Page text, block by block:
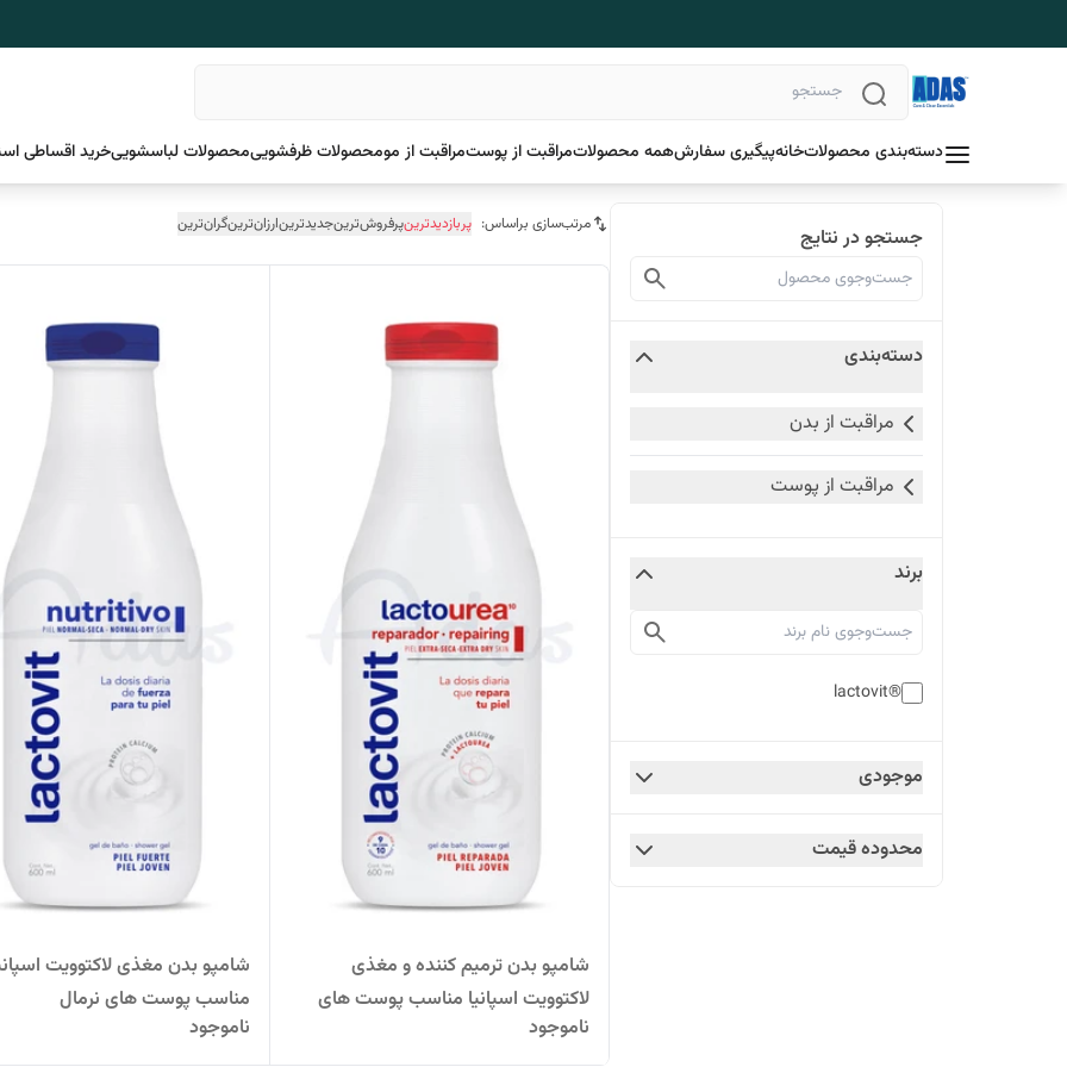
دسته‌بندی محصولاتخانهپیگیری سفارشهمه محصولاتمراقبت از پوستمراقبت از مومحصولات ظرفشوییمحصولات لباسشوییخرید اقساطی
جستجو در نتایج
دسته‌بندی
مراقبت از بدن
مراقبت از پوست
برند
®lactovit
موجودی
محدوده قیمت
مرتب‌سازی براساس: پربازدیدترینپرفروش‌ترینجدیدترینارزان‌ترینگران‌ترین
شامپو بدن ترمیم کننده و مغذی
لاکتوویت اسپانیا مناسب پوست های
بسیار خشک و آسیب دیده
ناموجود
شامپو بدن مغذی لاکتوویت
مناسب پوست های نرمال
ناموجود